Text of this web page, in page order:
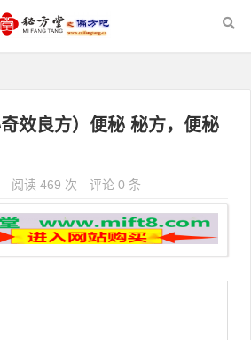
效良方）便秘 秘方，便秘
阅读 469 次 评论 0 条